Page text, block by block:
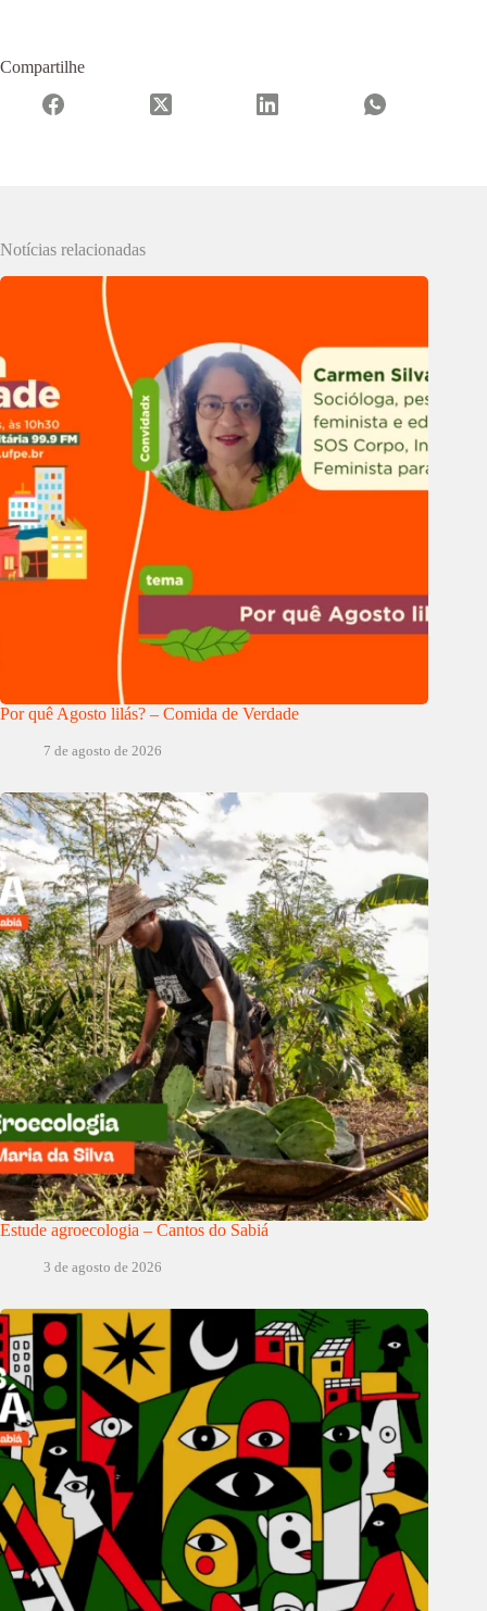
Compartilhe
Notícias relacionadas
Por quê Agosto lilás? – Comida de Verdade
7 de agosto de 2026
Estude agroecologia – Cantos do Sabiá
3 de agosto de 2026